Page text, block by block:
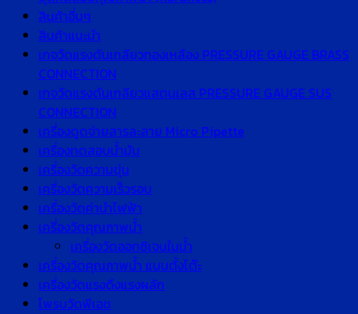
สินค้าอื่นๆ
สินค้าแนะนำ
เกจวัดแรงดันเกลียวทองเหลือง PRESSURE GAUGE BRASS
CONNECTION
เกจวัดแรงดันเกลียวแสตนเลส PRESSURE GAUGE SUS
CONNECTION
เครื่องดูดจ่ายสารละลาย Micro Pipette
เครื่องทดสอบน้ำมัน
เครื่องวัดความขุ่น
เครื่องวัดความเร็วรอบ
เครื่องวัดค่านำไฟฟ้า
เครื่องวัดคุณภาพน้ำ
เครื่องวัดออกซิเจนในน้ำ
เครื่องวัดคุณภาพน้ำ แบบตั้งโต๊ะ
เครื่องวัดแรงดึงแรงผลัก
โพรบวัดพีเอช